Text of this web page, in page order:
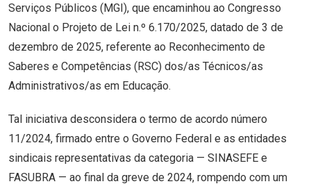
Serviços Públicos (MGI), que encaminhou ao Congresso
Nacional o Projeto de Lei n.º 6.170/2025, datado de 3 de
dezembro de 2025, referente ao Reconhecimento de
Saberes e Competências (RSC) dos/as Técnicos/as
Administrativos/as em Educação.
Tal iniciativa desconsidera o termo de acordo número
11/2024, firmado entre o Governo Federal e as entidades
sindicais representativas da categoria — SINASEFE e
FASUBRA — ao final da greve de 2024, rompendo com um